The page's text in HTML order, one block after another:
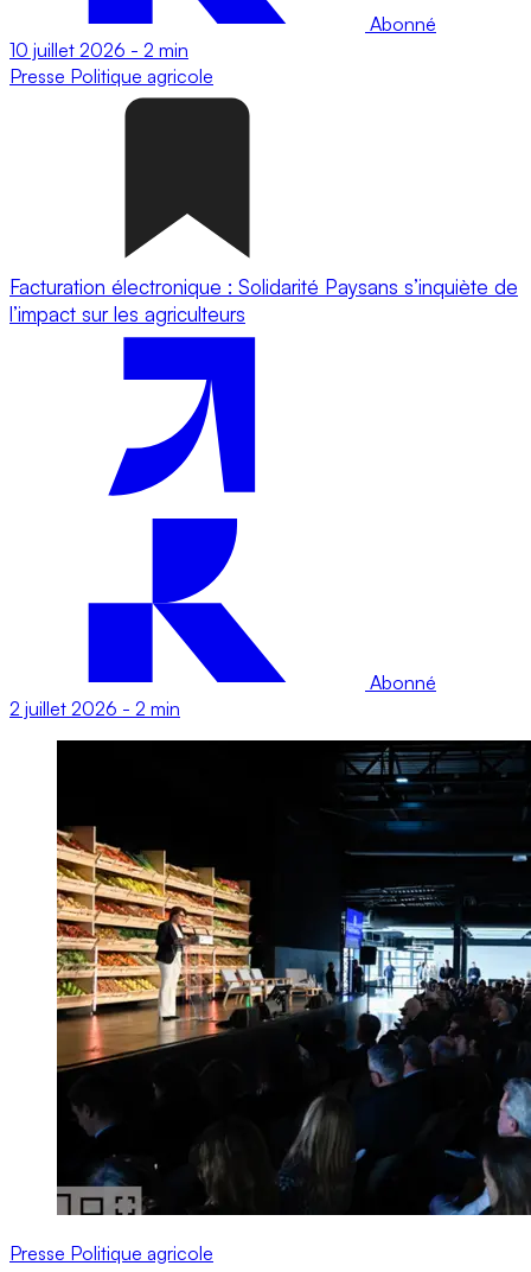
Abonné
10 juillet 2026 - 2 min
Presse Politique agricole
Facturation électronique : Solidarité Paysans s’inquiète de
l’impact sur les agriculteurs
Abonné
2 juillet 2026 - 2 min
Presse Politique agricole